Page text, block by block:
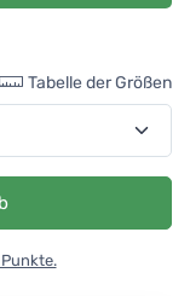
Tabelle der Größen